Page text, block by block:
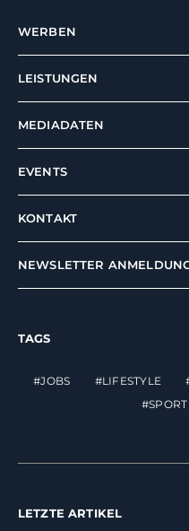
WERBEN
LEISTUNGEN
MEDIADATEN
EVENTS
KONTAKT
NEWSLETTER
TAGS
JOBS LIFESTYLE
SPORT
LETZTE ARTIKEL